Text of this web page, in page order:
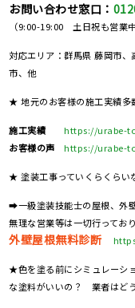
お問い合わせ窓口：
（9:00-19:00 土日祝も営業中
対応エリア：群馬県 藤岡市
市、他
★ 地元のお客様の施工実績多
施工実績
https://urabe-
お客様の声
https://urabe-
★ 塗装工事っていくらくらい
➡一級塗装技能士の屋根、外
無理な営業等は一切行ってお
外壁屋根無料診断
★色を塗る前にシミュレーシ
な塗料がいいの？ 業者はど